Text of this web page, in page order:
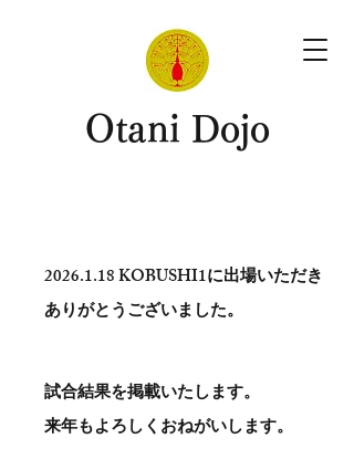
​Otani Dojo
2026.1.18KOBUSHI1に出場いただき
ありがとう​ございました。
試合結果を掲載いたします。
​来年もよろしくおねがいします。